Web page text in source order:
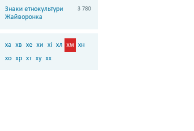
Знаки етнокультури
Жайворонка
3 780
ха хв хе хи хі хл хм хн
хо хр хт ху хх